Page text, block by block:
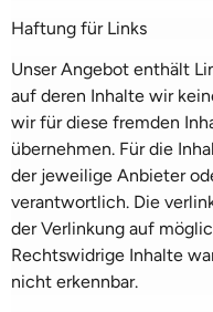
Haftung für Links
Unser Angebot enthält
auf deren Inhalte wir
wir für diese fremden
übernehmen. Für die
der jeweilige Anbieter
verantwortlich. Die
der Verlinkung auf
Rechtswidrige Inhalte
nicht erkennbar.